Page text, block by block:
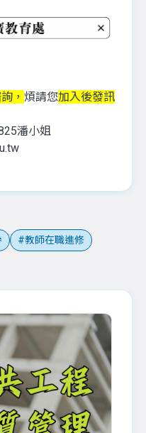
， 煩請您加入後發訊
潘小姐
教師在職進修